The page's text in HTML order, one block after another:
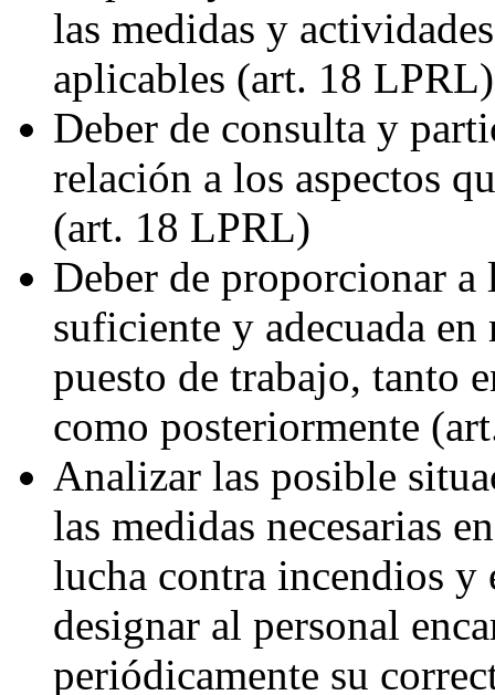
las medidas y
aplicables (art. 18 LPRL)
Deber de consulta y
relación a los aspectos
(art. 18 LPRL)
Deber de proporcionar
suficiente y adecuada
puesto de trabajo, tanto
como posteriormente
Analizar las posible
las medidas necesarias
lucha contra incendios y
designar al personal
periódicamente su